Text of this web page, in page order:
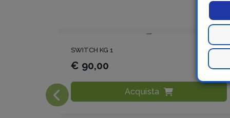
SWITCH KG 1
€ 90,00
Acquista